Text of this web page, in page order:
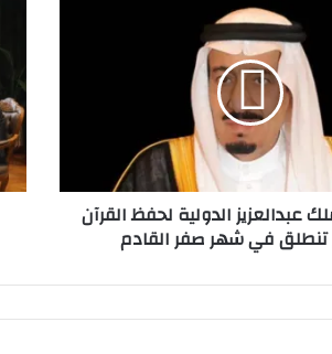
عبدالعزيز الدولية لحفظ القرآن
تنطلق في شهر صفر القادم
سفير